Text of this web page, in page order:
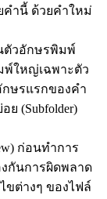
คำนี้ ด้วยคำใหม่
ตัวอักษรพิมพ์
ใหญ่เฉพาะตัว
ษรแรกของคำ
ย (Subfolder)
ก่อนทำการ
งกันการผิดพลาด
ขต่างๆ ของไฟล์